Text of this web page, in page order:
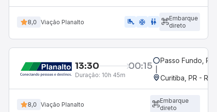
8,0 Viação Planalto airline_seat_legroom_extra ac_unit wc
Embarque
direto
13:30 00:15
Duração: 10h 45m
Passo Fundo, RS
Curitiba, PR -
8,0 Viação Planalto
Embarque
direto